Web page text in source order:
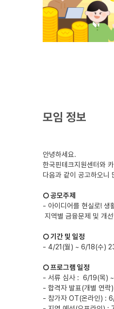
모임 정보
안녕하세요.
한국핀테크지원센터와
다음과 같이 공고하오니
○ 공모주제
- 아이디어를 현실로! 생
지역별 금융문제 및 개
○ 기간 및 일정
- 4/21(월) ~ 6/18(수)
○ 프로그램 일정
- 서류 심사 : 6/19(목)
- 합격자 발표(개별 연
- 참가자 OT(온라인) :